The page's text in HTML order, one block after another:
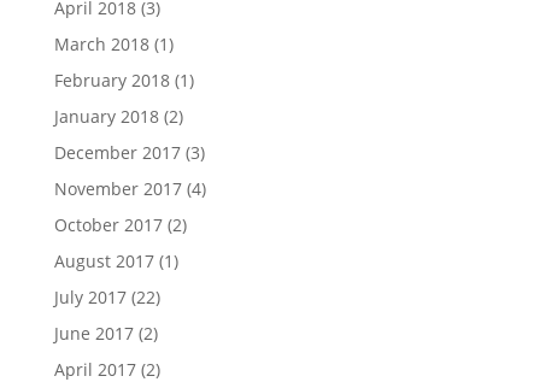
April 2018(3)
March 2018(1)
February 2018(1)
January 2018(2)
December 2017(3)
November 2017(4)
October 2017(2)
August 2017(1)
July 2017(22)
June 2017(2)
April 2017(2)